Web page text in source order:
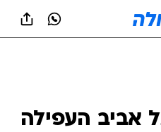
אביב העפילה